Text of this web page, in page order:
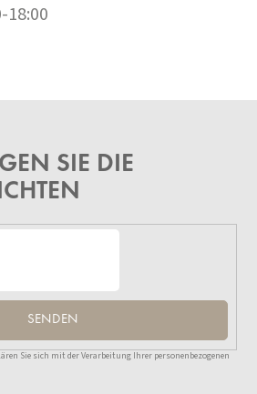
18:00
SIE DIE
SENDEN
Sie sich mit der Verarbeitung Ihrer personenbezogenen